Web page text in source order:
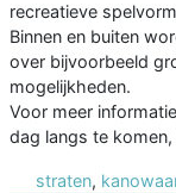
recreatieve
Binnen en buiten
over bijvoorbeeld
mogelijkheden.
Voor meer
dag langs te
straten,